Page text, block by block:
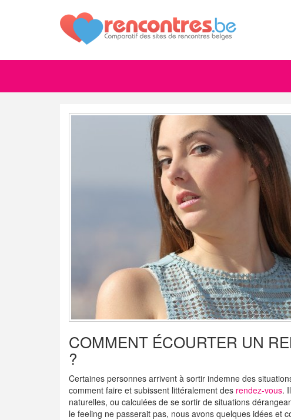
COMMENT ÉCOURTER UN
?
Certaines personnes arrivent à sortir indemne des
comment faire et subissent littéralement des rendez-vous.
naturelles, ou calculées de se sortir de situations
le feeling ne passerait pas, nous avons quelques idées et